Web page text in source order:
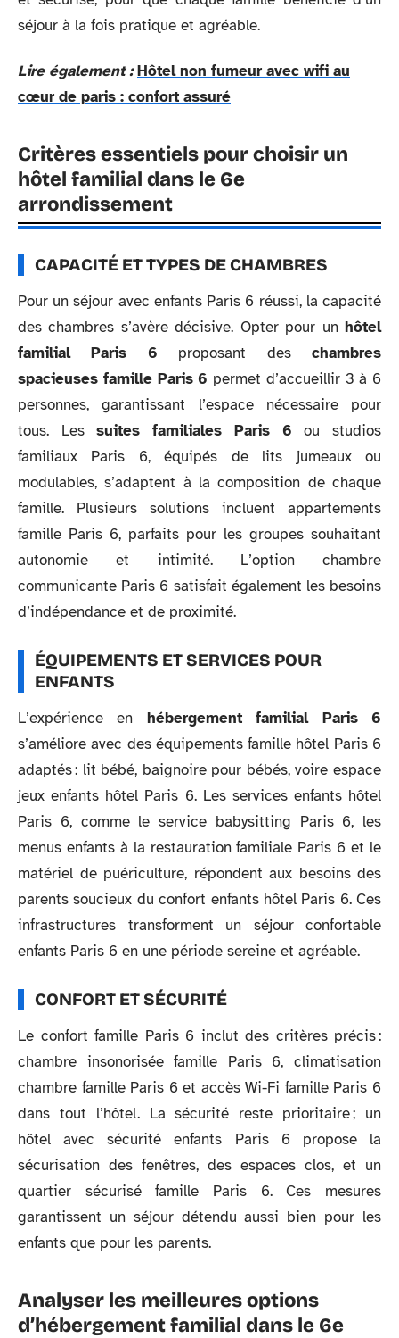
séjour à la fois pratique et agréable.
Lire également : Hôtel non fumeur avec wifi au
cœur de paris : confort assuré
Critères essentiels pour choisir un
hôtel familial dans le 6e
arrondissement
CAPACITÉ ET TYPES DE CHAMBRES
Pour un séjour avec enfants Paris 6 réussi, la capacité
des chambres s’avère décisive. Opter pour un hôtel
familial Paris 6 proposant deschambres
spacieuses famille Paris 6 permet d’accueillir 3 à 6
personnes, garantissant l’espace nécessaire pour
tous. Lessuites familiales Paris 6 ou studios
familiaux Paris 6, équipés de lits jumeaux ou
modulables, s’adaptent à la composition de chaque
famille. Plusieurs solutions incluent appartements
famille Paris 6, parfaits pour les groupes souhaitant
autonomie et intimité. L’option chambre
communicante Paris 6 satisfait également les besoins
d’indépendance et de proximité.
ÉQUIPEMENTS ET SERVICES POUR
ENFANTS
L’expérience en hébergement familial Paris 6
s’améliore avec des équipements famille hôtel Paris 6
adaptés : lit bébé, baignoire pour bébés, voire espace
jeux enfants hôtel Paris 6. Les services enfants hôtel
Paris 6, comme le service babysitting Paris 6, les
menus enfants à la restauration familiale Paris 6 et le
matériel de puériculture, répondent aux besoins des
parents soucieux du confort enfants hôtel Paris 6. Ces
infrastructures transforment un séjour confortable
enfants Paris 6 en une période sereine et agréable.
CONFORT ET SÉCURITÉ
Le confort famille Paris 6 inclut des critères précis :
chambre insonorisée famille Paris 6, climatisation
chambre famille Paris 6 et accès Wi-Fi famille Paris 6
dans tout l’hôtel. La sécurité reste prioritaire ; un
hôtel avec sécurité enfants Paris 6 propose la
sécurisation des fenêtres, des espaces clos, et un
quartier sécurisé famille Paris 6. Ces mesures
garantissent un séjour détendu aussi bien pour les
enfants que pour les parents.
Analyser les meilleures options
d’hébergement familial dans le 6e